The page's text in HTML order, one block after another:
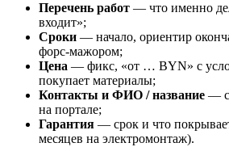
Перечень работ — что именно
входит»;
Сроки — начало, ориентир
форс-мажором;
Цена — фикс, «от … BYN» с
покупает материалы;
Контакты и ФИО / название —
на портале;
Гарантия — срок и что
месяцев на электромонтаж).